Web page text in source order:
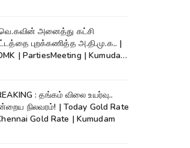
அனைத்து கட்சி
புறக்கணித்த அ.தி.மு.க.. |
| PartiesMeeting | Kumudam
: தங்கம் விலை உயர்வு..
நிலவரம்! | Today Gold Rate
Gold Rate | Kumudam